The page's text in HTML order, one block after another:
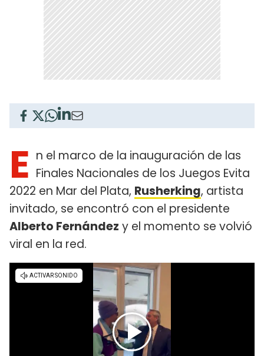
E n el marco de la inauguración de las
Finales Nacionales de los Juegos Evita
2022 en Mar del Plata, Rusherking, artista
invitado, se encontró con el presidente
Alberto Fernández y el momento se volvió
viral en la red.